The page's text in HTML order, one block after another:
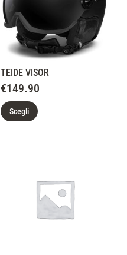
TEIDE VISOR
€149.90
Scegli